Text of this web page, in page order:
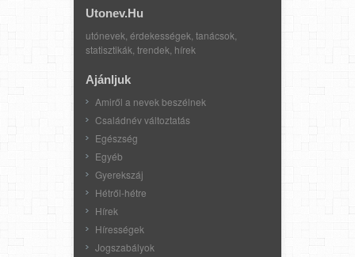
Utonev.hu
utónevek, érdekességek, tanácsok,
statisztikák, trendek, hírek
Ajánljuk
Amiről a nevek beszélnek
Családnév változtatás
Egészség
Egyéb
Gyerekszáj
Hétről-hétre
Hírek
Hírességek
Jogszabályok